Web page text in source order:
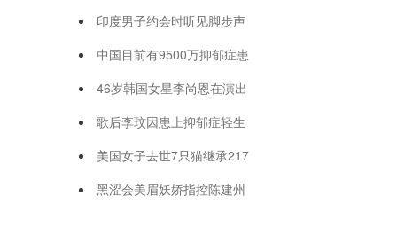
印度男子约会时听见脚步声
中国目前有9500万抑郁症患
46岁韩国女星李尚恩在演出
歌后李玟因患上抑郁症轻生
美国女子去世7只猫继承217
黑涩会美眉妖娇指控陈建州